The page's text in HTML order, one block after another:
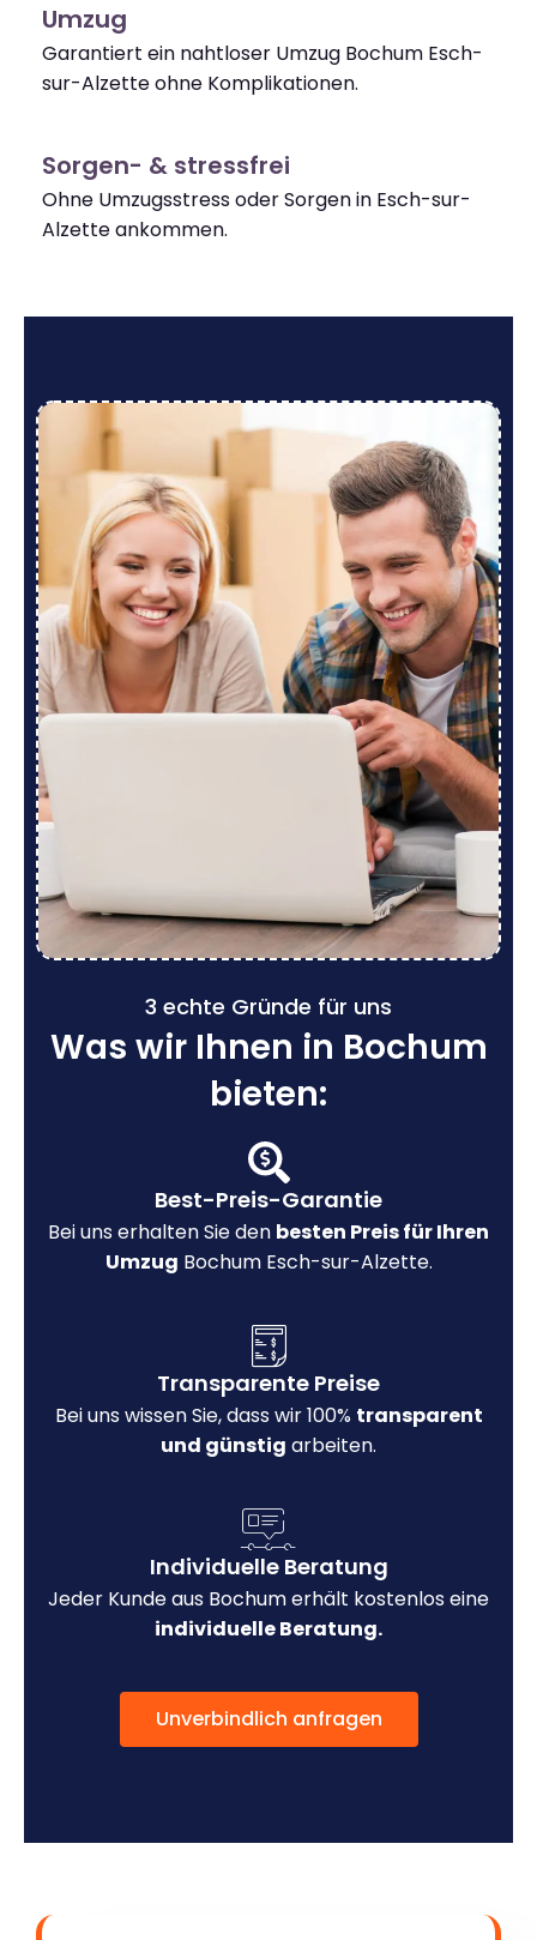
Umzug
Garantiert ein nahtloser Umzug Bochum Esch-
sur-Alzette ohne Komplikationen.
Sorgen- & stressfrei
Ohne Umzugsstress oder Sorgen in Esch-sur-
Alzette ankommen.
3 echte Gründe für uns
Was wir Ihnen in Bochum
bieten:
Best-Preis-Garantie
Bei uns erhalten Sie den besten Preis für Ihren
Umzug Bochum Esch-sur-Alzette.
Transparente Preise
Bei uns wissen Sie, dass wir 100% transparent
und günstig arbeiten.
Individuelle Beratung
Jeder Kunde aus Bochum erhält kostenlos eine
individuelle Beratung.
Unverbindlich anfragen